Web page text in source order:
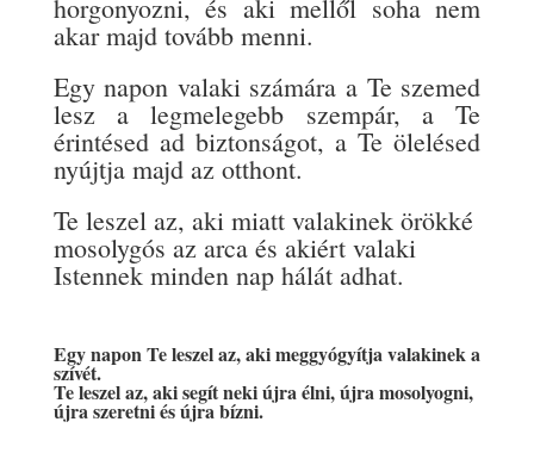
horgonyozni, és aki mellől soha nem
akar majd tovább menni.
Egy napon valaki számára a Te szemed
lesz a legmelegebb szempár, a Te
érintésed ad biztonságot, a Te ölelésed
nyújtja majd az otthont.
Te leszel az, aki miatt valakinek örökké
mosolygós az arca és akiért valaki
Istennek minden nap hálát adhat.
Egy napon Te leszel az, aki meggyógyítja valakinek a
szívét.
Te leszel az, aki segít neki újra élni, újra mosolyogni,
újra szeretni és újra bízni.